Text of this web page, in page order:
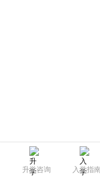
升学咨询 入学指南